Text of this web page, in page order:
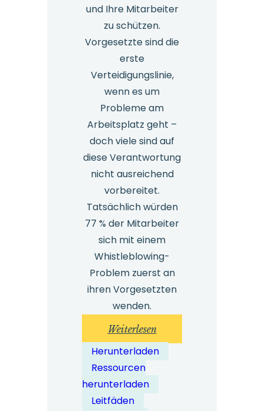
und Ihre Mitarbeiter
zu schützen.
Vorgesetzte sind die
erste
Verteidigungslinie,
wenn es um
Probleme am
Arbeitsplatz geht –
doch viele sind auf
diese Verantwortung
nicht ausreichend
vorbereitet.
Tatsächlich würden
77 % der Mitarbeiter
sich mit einem
Whistleblowing-
Problem zuerst an
ihren Vorgesetzten
wenden.
Weiterlesen:
Whistleblowing-
Herunterladen
Ressourcen
herunterladen
Leitfäden